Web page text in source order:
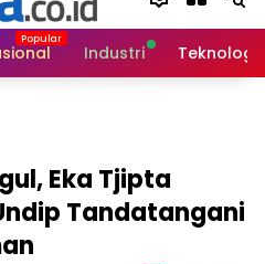
Industri Teknologi
Eka Tjipta
Tandatangani